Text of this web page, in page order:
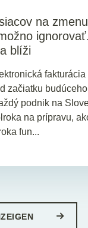
na
blíži
fakturácia
začiatku
podnik na
na prípravu,
fun...